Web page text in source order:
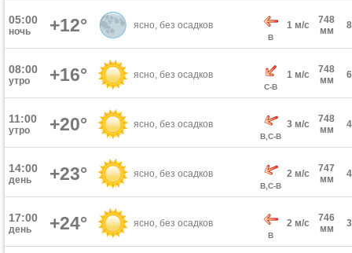
05:00
ночь +12° ясно, без осадков
В
1 м/с
748
мм
08:00
утро +16° ясно, без осадков
С-В
1 м/с
748
мм
11:00
утро +20° ясно, без осадков
В,С-В
3 м/с
748
мм
14:00
день +23° ясно, без осадков
В,С-В
2 м/с
747
мм
17:00
день +24° ясно, без осадков
В
2 м/с
746
мм